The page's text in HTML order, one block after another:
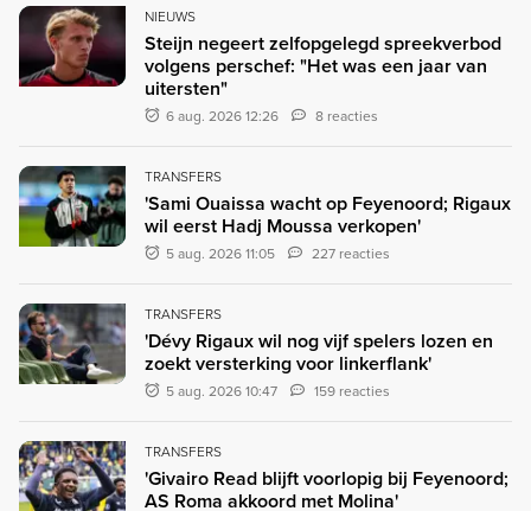
NIEUWS
Steijn negeert zelfopgelegd spreekverbod
volgens perschef: "Het was een jaar van
uitersten"
6 aug. 2026 12:26 8 reacties
TRANSFERS
'Sami Ouaissa wacht op Feyenoord; Rigaux
wil eerst Hadj Moussa verkopen'
5 aug. 2026 11:05 227 reacties
TRANSFERS
'Dévy Rigaux wil nog vijf spelers lozen en
zoekt versterking voor linkerflank'
5 aug. 2026 10:47 159 reacties
TRANSFERS
'Givairo Read blijft voorlopig bij Feyenoord;
AS Roma akkoord met Molina'